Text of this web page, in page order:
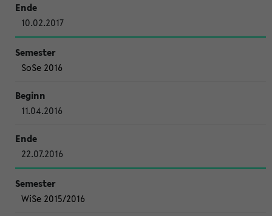
10.02.2017
SoSe 2016
11.04.2016
22.07.2016
WiSe 2015/2016